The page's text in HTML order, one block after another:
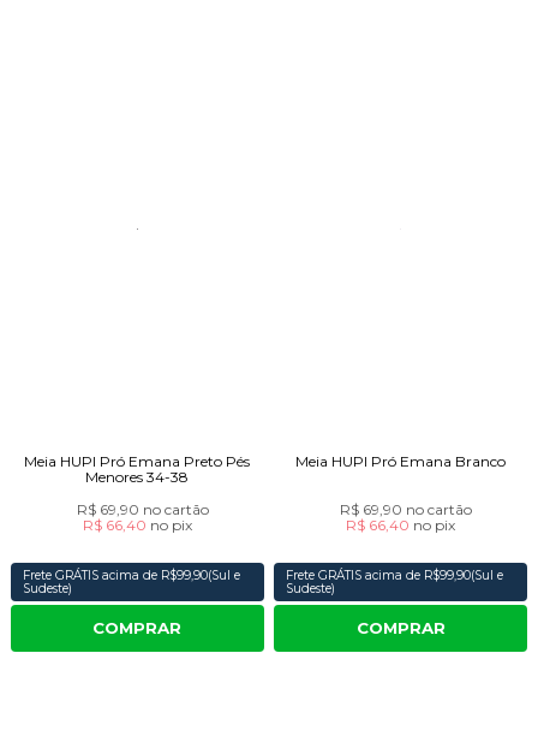
Meia HUPI Pró Emana Preto Pés
Menores 34-38
R$ 69,90 no cartão
R$ 66,40 no pix
Frete GRÁTIS acima de R$99,90(Sul e
Sudeste)
COMPRAR
Meia HUPI Pró Emana Branco
R$ 69,90 no cartão
R$ 66,40 no pix
Frete GRÁTIS acima de R$99,90(Sul e
Sudeste)
COMPRAR